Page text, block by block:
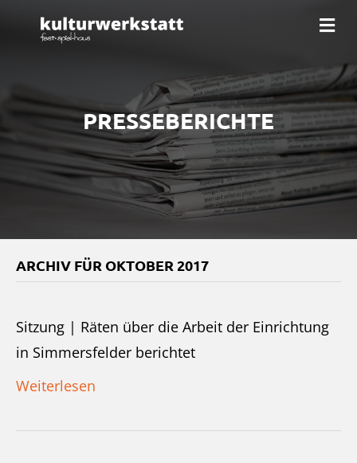
PRESSEBERICHTE
ARCHIV FÜR OKTOBER 2017
Sitzung | Räten über die Arbeit der Einrichtung
in Simmersfelder berichtet
Weiterlesen